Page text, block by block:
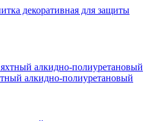
декоративная для защиты
алкидно-полиуретановый